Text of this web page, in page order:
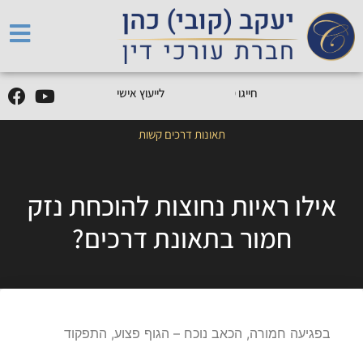
חייגו050- לייעוץ אישי
תאונות דרכים קשות
אילו ראיות נחוצות להוכחת נזק
חמור בתאונת דרכים?
בפגיעה חמורה, הכאב נוכח – הגוף פצוע, התפקוד